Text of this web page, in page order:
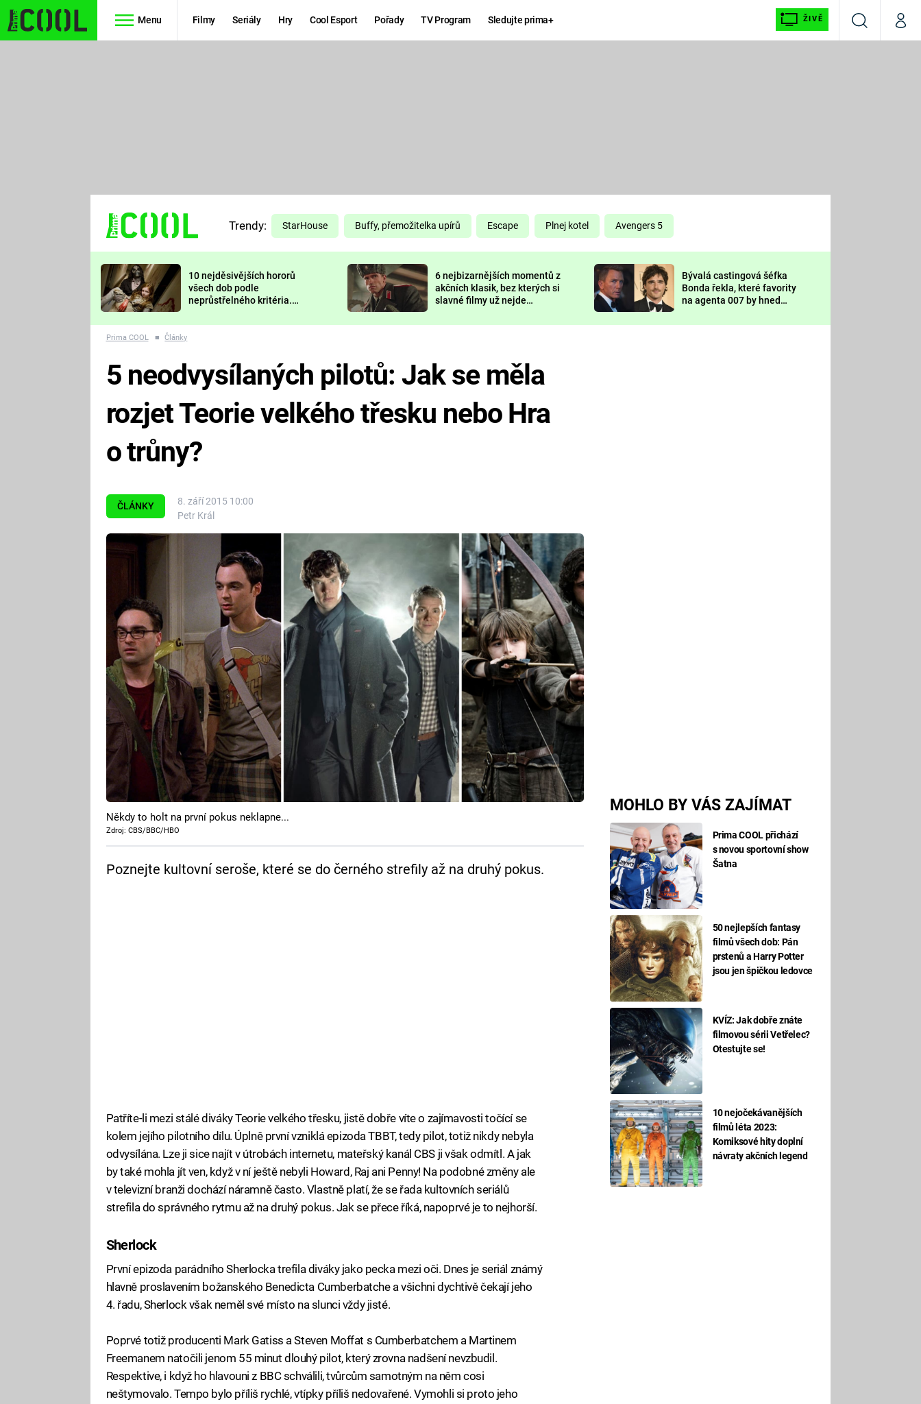
Menu Filmy Seriály Hry Cool Esport Pořady TV Program Sledujte prima+ ŽIVĚ
VyhledáváníMůj
TŘESKU
FUTURAMA
PREDÁTOR
DELIVERANCE
KOMEDIE
CHUCK
NORRIS
DEADPOOL
Prima LAJK
Sledujte nás
Trendy: StarHouse Buffy, přemožitelka upírů Escape Plnej kotel Avengers 5
10 nejděsivějších hororů
všech dob podle
neprůstřelného kritéria.
nejvíc zvednou tep?
6 nejbizarnějších momentů z
akčních klasik, bez kterých si
slavné filmy už nejde
Bývalá castingová šéfka
Bonda řekla, které favority
na agenta 007 by hned
Prima COOL ■ Články
ČLÁNKY
8. září 2015 10:00
Petr Král
MOHLO BY VÁS ZAJÍMAT
Prima COOL přichází
s novou sportovní show
Šatna
50 nejlepších fantasy
filmů všech dob: Pán
prstenů a Harry Potter
jsou jen špičkou ledovce
KVÍZ: Jak dobře znáte
filmovou sérii Vetřelec?
Otestujte se!
10 nejočekávanějších
filmů léta 2023:
Komiksové hity doplní
návraty akčních legend
5 neodvysílaných pilotů: Jak se měla
rozjet Teorie velkého třesku nebo Hra
o trůny?
Někdy to holt na první pokus neklapne...
Zdroj: CBS/BBC/HBO
Poznejte kultovní seroše, které se do černého strefily až na druhý pokus.
Patříte-li mezi stálé diváky Teorie velkého třesku, jistě dobře víte o zajímavosti točící se
kolem jejího pilotního dílu. Úplně první vzniklá epizoda TBBT, tedy pilot, totiž nikdy nebyla
odvysílána. Lze ji sice najít v útrobách internetu, mateřský kanál CBS ji však odmítl. A jak
by také mohla jít ven, když v ní ještě nebyli Howard, Raj ani Penny! Na podobné změny ale
v televizní branži dochází náramně často. Vlastně platí, že se řada kultovních seriálů
strefila do správného rytmu až na druhý pokus. Jak se přece říká, napoprvé je to nejhorší.
Sherlock
První epizoda parádního Sherlocka trefila diváky jako pecka mezi oči. Dnes je seriál známý
hlavně proslavením božanského Benedicta Cumberbatche a všichni dychtivě čekají jeho
4. řadu, Sherlock však neměl své místo na slunci vždy jisté.
Poprvé totiž producenti Mark Gatiss a Steven Moffat s Cumberbatchem a Martinem
Freemanem natočili jenom 55 minut dlouhý pilot, který zrovna nadšení nevzbudil.
Respektive, i když ho hlavouni z BBC schválili, tvůrcům samotným na něm cosi
neštymovalo. Tempo bylo příliš rychlé, vtípky příliš nedovařené. Vymohli si proto jeho